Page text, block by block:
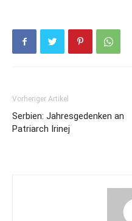
Vorheriger Artikel
Serbien: Jahresgedenken an
Patriarch Irinej